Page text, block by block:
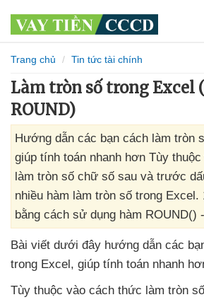
Trang chủ Tin tức tài chính
Làm tròn số trong Excel
ROUND)
Hướng dẫn các bạn cách làm tròn
giúp tính toán nhanh hơn Tùy
làm tròn số chữ số sau và trước
nhiều hàm làm tròn số trong Excel.
bằng cách sử dụng hàm ROUND()
Bài viết dưới đây hướng dẫn các
trong Excel, giúp tính toán nhanh
Tùy thuộc vào cách thức làm tròn